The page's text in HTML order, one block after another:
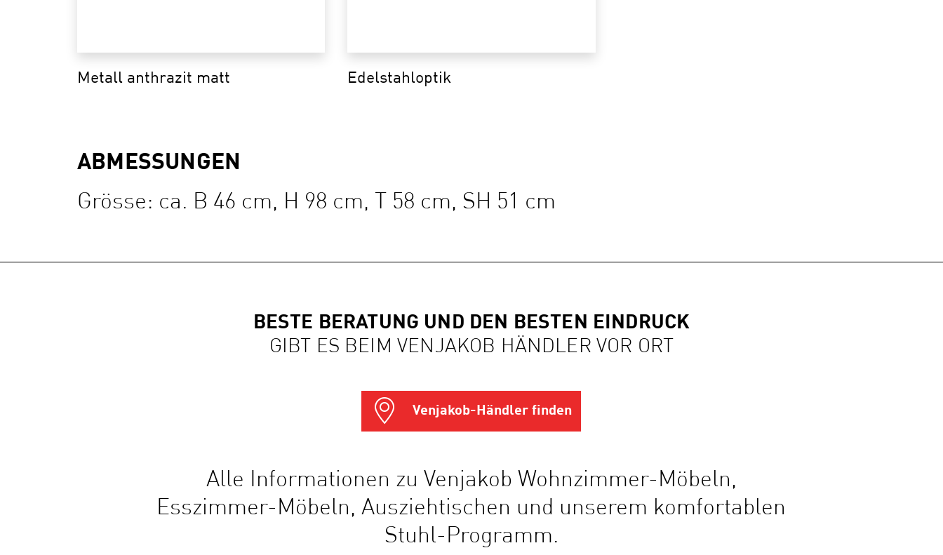
Metall anthrazit matt Edelstahloptik
ABMESSUNGEN
Grösse: ca. B 46 cm, H 98 cm, T 58 cm, SH 51 cm
BESTE BERATUNG UND DEN BESTEN EINDRUCK
GIBT ES BEIM VENJAKOB HÄNDLER VOR ORT
Venjakob-Händler finden
Alle Informationen zu Venjakob Wohnzimmer-Möbeln,
Esszimmer-Möbeln, Ausziehtischen und unserem komfortablen
Stuhl-Programm.